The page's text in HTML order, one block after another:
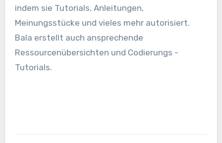
indem sie Tutorials, Anleitungen,
Meinungsstücke und vieles mehr autorisiert.
Bala erstellt auch ansprechende
Ressourcenübersichten und Codierungs -
Tutorials.